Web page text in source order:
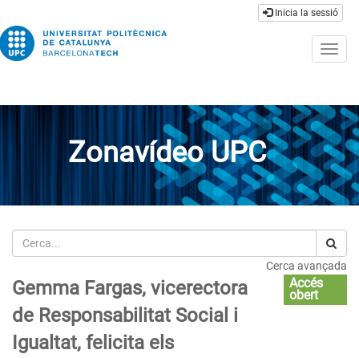
Inicia la sessió
Zonavídeo UPC
Cerca
Cerca avançada
Gemma Fargas, vicerectora
de Responsabilitat Social i
Igualtat, felicita els
Accés
obert